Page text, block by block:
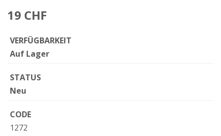
19 CHF
VERFÜGBARKEIT
Auf Lager
STATUS
Neu
CODE
1272